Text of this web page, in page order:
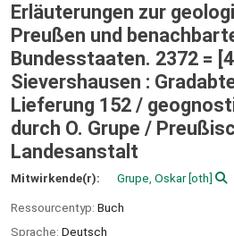
Erläuterungen zur
Preußen und
Bundesstaaten. 2372 =
Sievershausen :
Lieferung 152 /
durch O. Grupe /
Landesanstalt
Mitwirkende(r): Grupe, Oskar[oth]
Ressourcentyp: Buch
Sprache: Deutsch